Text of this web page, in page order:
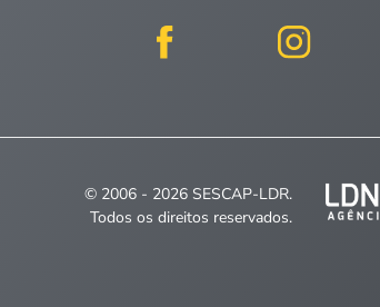
© 2006 - 2026 SESCAP-LDR.
Todos os direitos reservados.